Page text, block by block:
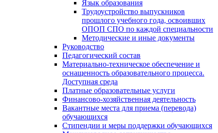
Язык образования
Трудоустройство выпускников
прошлого учебного года, освоивших
ОПОП СПО по каждой специальности
Методические и иные документы
Руководство
Педагогический состав
Материально-техническое обеспечение и
оснащенность образовательного процесса.
Доступная среда
Платные образовательные услуги
Финансово-хозяйственная деятельность
Вакантные места для приема (перевода)
обучающихся
Стипендии и меры поддержки обучающихся